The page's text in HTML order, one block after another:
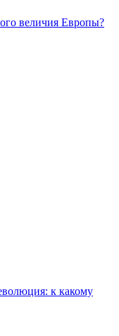
величия Европы?
к какому